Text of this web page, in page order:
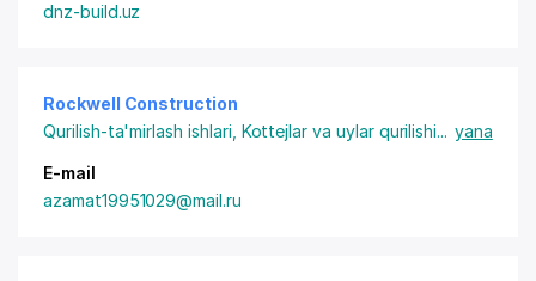
dnz-build.uz
Rockwell Construction
Qurilish-ta'mirlash ishlari Kottejlar va uylar qurilishi... yana
E-mail
azamat19951029@mail.ru